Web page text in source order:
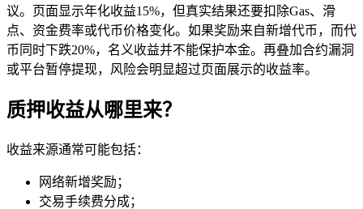
议。页面显示年化收益15%，但真实结果还要扣除Gas、滑
点、资金费率或代币价格变化。如果奖励来自新增代币，而代
币同时下跌20%，名义收益并不能保护本金。再叠加合约漏洞
或平台暂停提现，风险会明显超过页面展示的收益率。
质押收益从哪里来？
收益来源通常可能包括：
网络新增奖励；
交易手续费分成；